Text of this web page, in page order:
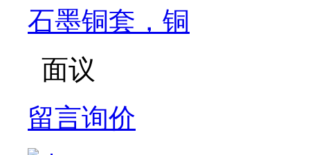
石墨铜套，铜
面议
留言询价